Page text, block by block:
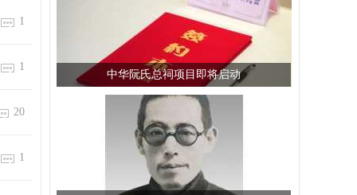
1
1
20
1
中华阮氏总祠项目即将启动